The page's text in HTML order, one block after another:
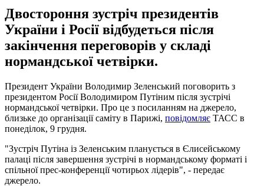
Двостороння зустріч президентів
України і Росії відбудеться після
закінчення переговорів у складі
нормандської четвірки.
Президент України Володимир Зеленський поговорить з
президентом Росії Володимиром Путіним після зустрічі
нормандської четвірки. Про це з посиланням на джерело,
близьке до організації саміту в Парижі, повідомляє ТАСС в
понеділок, 9 грудня.
"Зустріч Путіна із Зеленським планується в Єлисейському
палаці після завершення зустрічі в нормандському форматі і
спільної прес-конференції чотирьох лідерів", - передає
джерело.